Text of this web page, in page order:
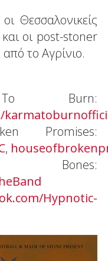
Θεσσαλονικείς
και οι post-stoner
από το Αγρίνιο.
Burn:
Promises:
,
Hypnotic-